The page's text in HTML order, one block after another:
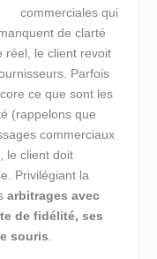
commerciales qui
de clarté
réel, le client revoit
Parfois
ce que sont les
(rappelons que
commerciaux
le client doit
Privilégiant la
arbitrages avec
de fidélité, ses
souris